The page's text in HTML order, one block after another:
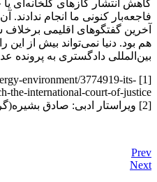
کاهش انتشار گازهای گلخانه‌ای
فاجعه‌‌بار کنونی ما انجام ندادند.
آخرین گفتگوهای اقلیمی
هم بود. دنیا نمی‌تواند بیش از
بین‌المللی دادگستری به پرونده
environment/3774919-its-
the-international-court-of-justice/
[2] ویراستار ادبی: صادق بشیره(گروه پژوهشی آکادمی بیگدلی)
Prev
Next